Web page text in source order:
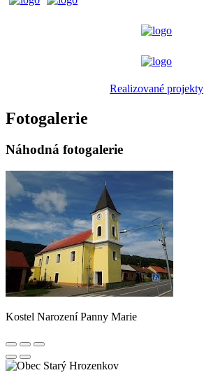
Realizované projekty
Fotogalerie
Náhodná fotogalerie
Kostel Narození Panny Marie